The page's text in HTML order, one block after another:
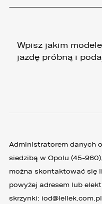
Administratorem danych
siedzibą w Opolu (45-
można skontaktować się
powyżej adresem lub
skrzynki: iod@lellek.com.pl